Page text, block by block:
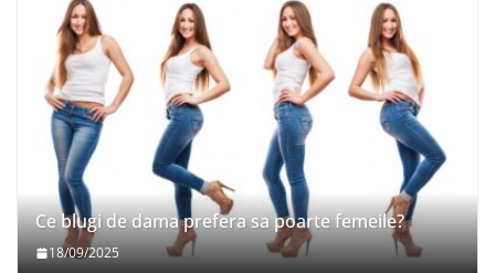
Ce blugi de dama prefera sa poarte femeile?
18/09/2025